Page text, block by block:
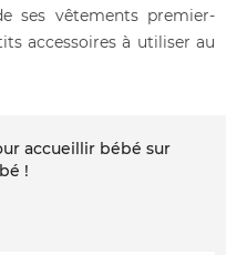
ses vêtements premier-
accessoires à utiliser au
accueillir bébé sur
!